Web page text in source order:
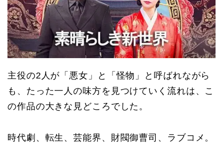
主役の2人が「悪女」と「怪物」と呼ばれながら
も、たった一人の味方を見つけていく流れは、こ
の作品の大きな見どころでした。
時代劇、転生、芸能界、財閥御曹司、ラブコメ。